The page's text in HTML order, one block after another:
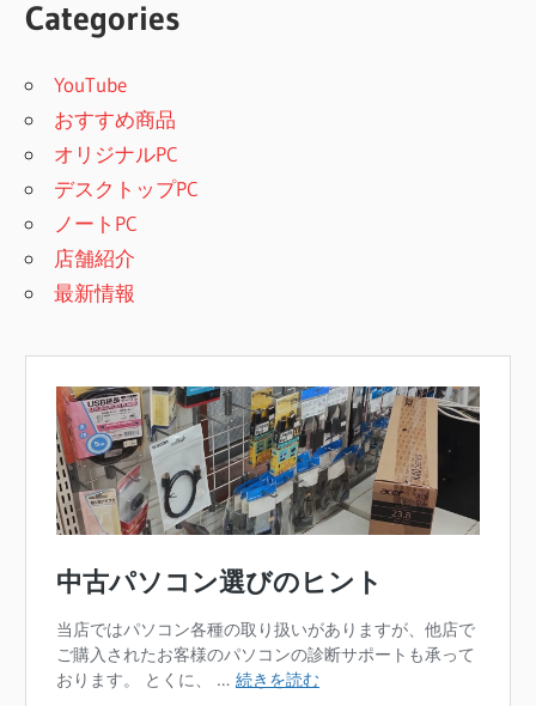
Categories
YouTube
おすすめ商品
オリジナルPC
デスクトップPC
ノートPC
店舗紹介
最新情報